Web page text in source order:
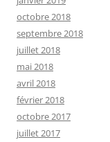
octobre 2018
septembre 2018
juillet 2018
mai 2018
avril 2018
février 2018
octobre 2017
juillet 2017